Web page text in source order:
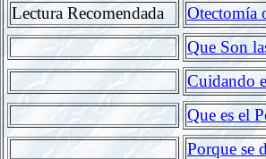
Lectura Recomendada
Otectomía
Que Son
Cuidando
Que es el
Porque se